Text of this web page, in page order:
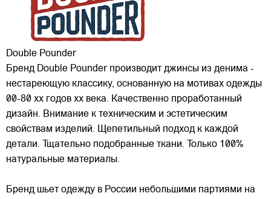
Double Pounder
Бренд Double Pounder производит джинсы из денима -
нестареющую классику, основанную на мотивах одежды
00-80 хх годов xx века. Качественно проработанный
дизайн. Внимание к техническим и эстетическим
свойствам изделий. Щепетильный подход к каждой
детали. Тщательно подобранные ткани. Только 100%
натуральные материалы.
Бренд шьет одежду в России небольшими партиями на